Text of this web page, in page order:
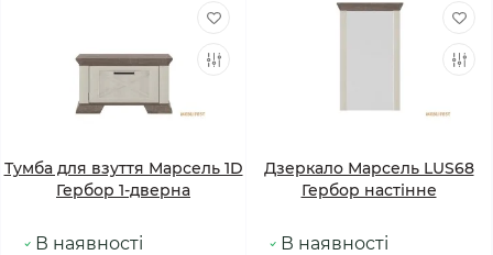
Тумба для взуття Марсель 1D
Гербор 1-дверна
В наявності
Дзеркало Марсель LUS68
Гербор настінне
В наявності